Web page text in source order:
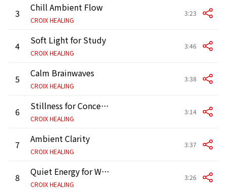
3 Chill Ambient Flow
CROIX HEALING
3:23
4 Soft Light for Study
CROIX HEALING
3:46
5 Calm Brainwaves
CROIX HEALING
3:38
6 Stillness for Concentration
CROIX HEALING
3:14
7 Ambient Clarity
CROIX HEALING
3:37
8 Quiet Energy for Work
CROIX HEALING
3:26